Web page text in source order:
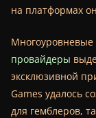
на платформах
Многоуровневые
провайдеры
эксклюзивной
Games удалось
для гемблеров,